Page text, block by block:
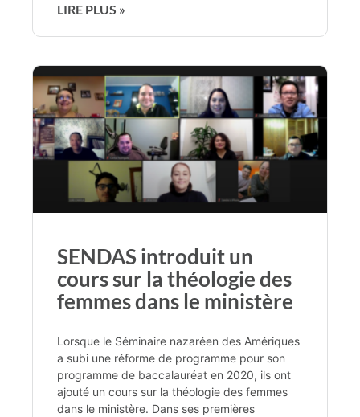
LIRE PLUS »
SENDAS introduit un
cours sur la théologie des
femmes dans le ministère
Lorsque le Séminaire nazaréen des Amériques
a subi une réforme de programme pour son
programme de baccalauréat en 2020, ils ont
ajouté un cours sur la théologie des femmes
dans le ministère. Dans ses premières